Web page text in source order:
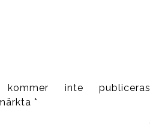
kommer inte
*